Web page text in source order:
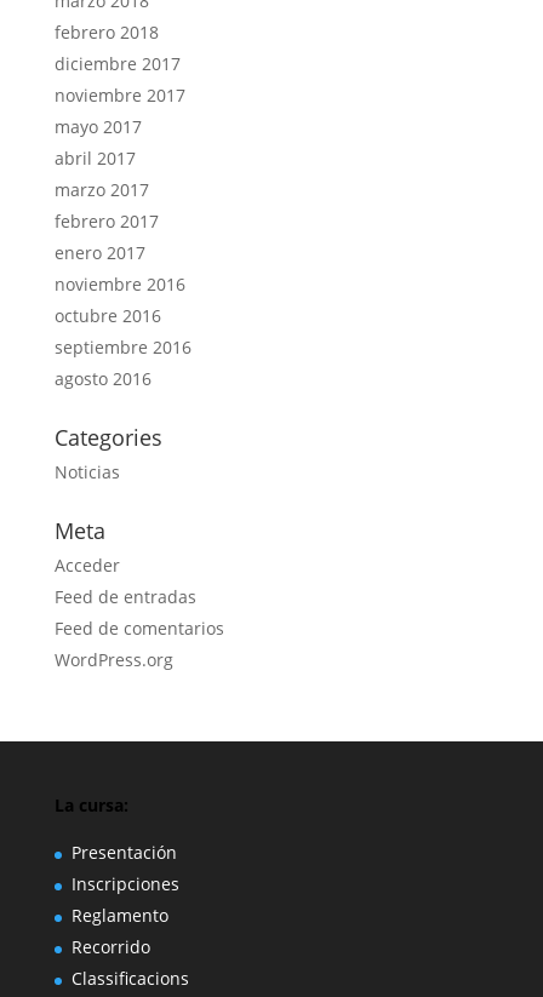
febrero 2018
diciembre 2017
noviembre 2017
mayo 2017
abril 2017
marzo 2017
febrero 2017
enero 2017
noviembre 2016
octubre 2016
septiembre 2016
agosto 2016
Categories
Noticias
Meta
Acceder
Feed de entradas
Feed de comentarios
WordPress.org
La cursa:
Presentación
Inscripciones
Reglamento
Recorrido
Classificacions